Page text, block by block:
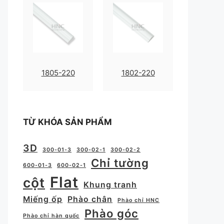
1805-220 1802-220
TỪ KHÓA SẢN PHẨM
3D 300-01-3 300-02-1 300-02-2
600-01-3 600-02-1 Chỉ tường
cột Flat
Khung tranh
Miếng ốp
Phào chân Phào chỉ HNC
Phào chỉ hàn quốc
Phào góc